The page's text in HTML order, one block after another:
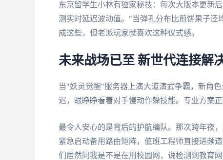
东京留学生小林有独家秘技：每次大版本更新
测实时延迟波动值。"当弹孔分布比煎饼果子
成这些，但老派玩家就喜欢这种仪式感。
未来战场已至 新世代连接解
当"妖灵觉醒"服务器上演大道演武争霸，新角
迟，眼睁睁看着对手慢动作躲技能。专业方案
最令人安心的是背后的护航编队。那次跨年夜
紧急启动备用路由矩阵，值班工程师直接进频
们居然问我是不是在用校园网，说检测到教育